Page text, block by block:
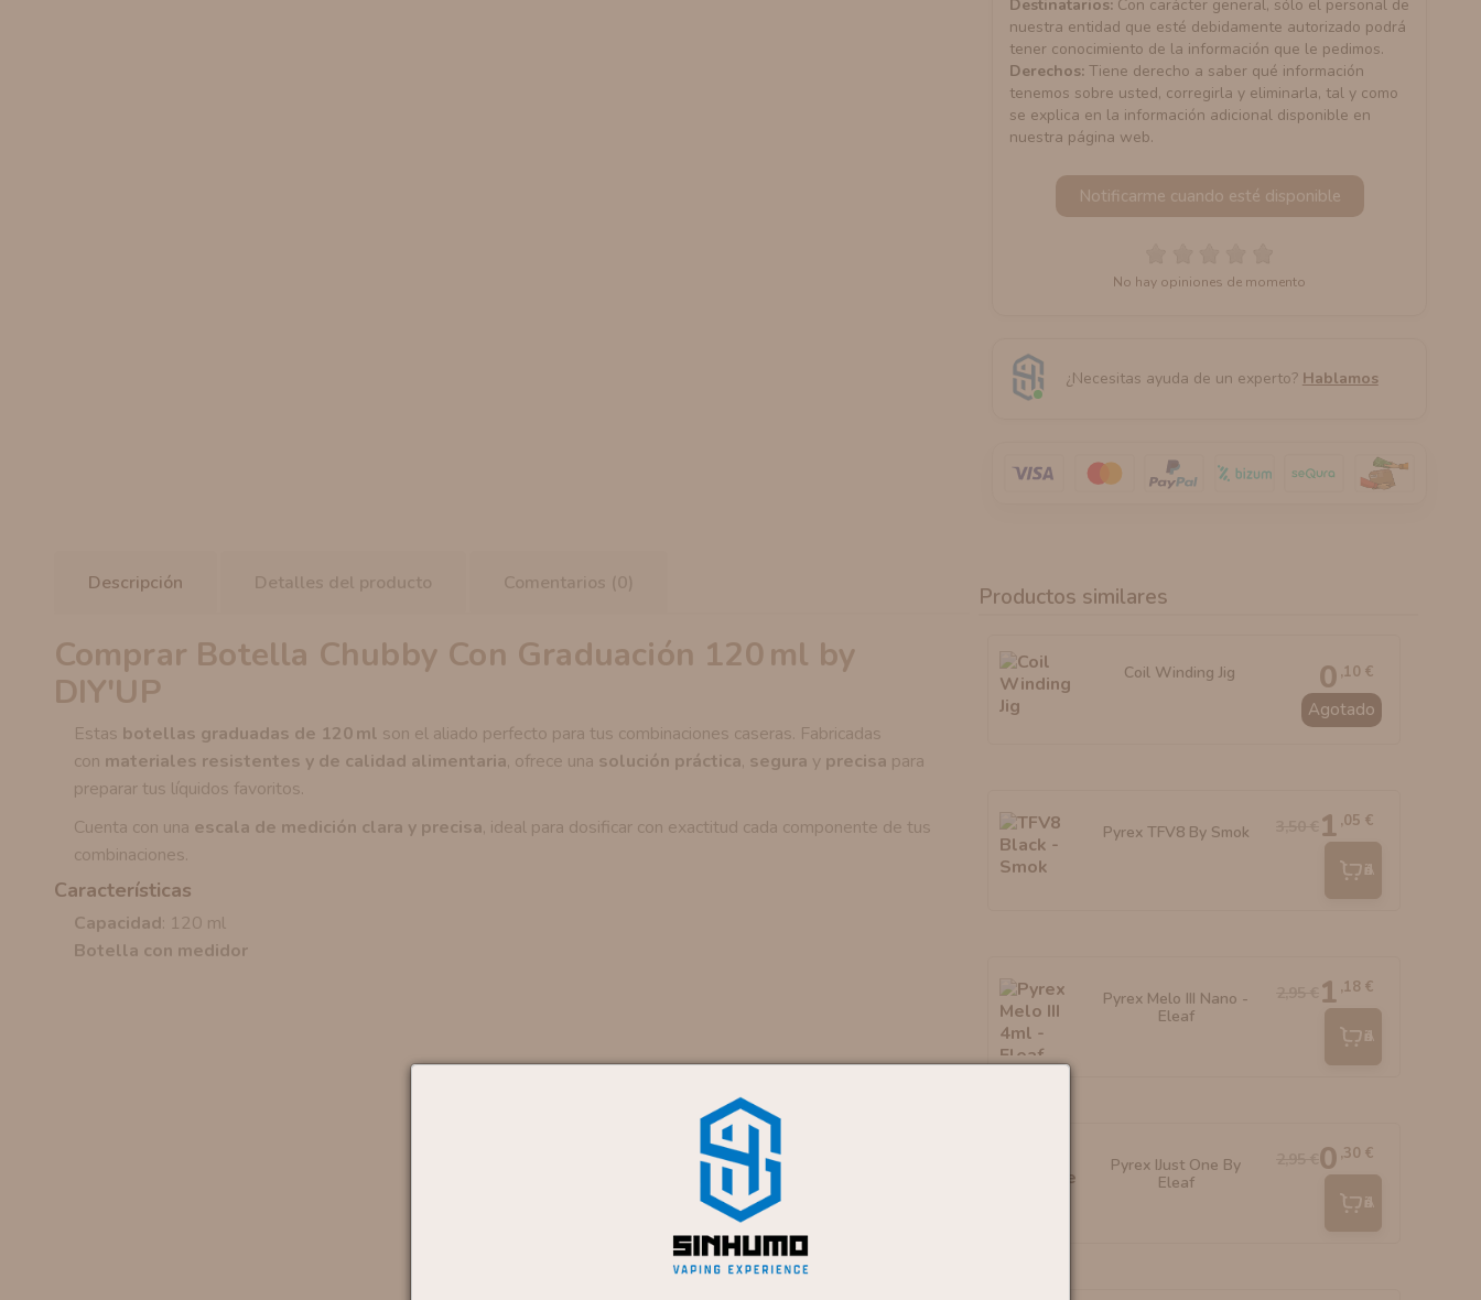
Destinatarios:Con carácter general, sólo el personal de
nuestra entidad que esté debidamente autorizado podrá
tener conocimiento de la información que le pedimos.
Derechos:Tiene derecho a saber qué información
tenemos sobre usted, corregirla y eliminarla, tal y como
se explica en la información adicional disponible en
nuestra página web.
Notificarme cuando esté disponible
No hay opiniones de momento
¿Necesitas ayuda de un experto? Hablamos
Descripción Detalles del producto Comentarios (0)
Comprar Botella Chubby Con Graduación 120 ml by
DIY'UP
Estas botellas graduadas de 120 ml son el aliado perfecto para tus combinaciones caseras. Fabricadas
con materiales resistentes y de calidad alimentaria, ofrece una solución práctica, segura y precisa para
preparar tus líquidos favoritos.
Cuenta con una escala de medición clara y precisa, ideal para dosificar con exactitud cada componente de tus
combinaciones.
Características
Capacidad: 120 ml
Botella con medidor
Productos similares
Coil Winding Jig 0 ,10 €
Agotado
Pyrex TFV8 By Smok 1 ,05 €
Añadir
Pyrex Melo III Nano -
Eleaf
1 ,18 €
Añadir
Pyrex IJust One By
Eleaf
0 ,30 €
Añadir